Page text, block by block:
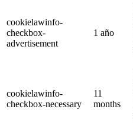
cookielawinfo-
checkbox-
advertisement
1 año
cookielawinfo-
checkbox-necessary
11
months